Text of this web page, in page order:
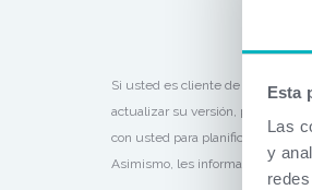
Esta
Las
y
Si usted es cliente de Ofimedic
actualizar su versión, póngase
con usted para planificar la
Asimismo, les informamos que